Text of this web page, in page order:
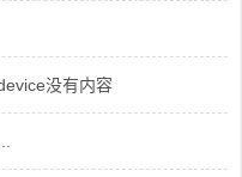
没有内容